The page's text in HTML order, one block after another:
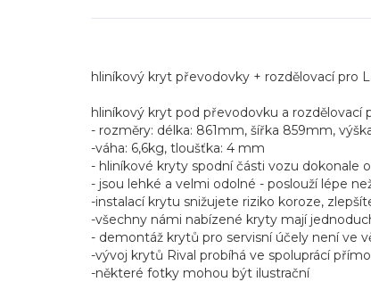
hliníkový kryt převodovky + rozdělovací pro
hliníkový kryt pod převodovku a rozdělovací
- rozměry: délka: 861mm, šířka 859mm,
-váha: 6,6kg, tloušťka: 4 mm
- hliníkové kryty spodní části vozu dokonale
- jsou lehké a velmi odolné - poslouží lépe
-instalací krytu snižujete riziko koroze,
-všechny námi nabízené kryty mají
- demontáž krytů pro servisní účely není ve
-vývoj krytů Rival probíhá ve spoluprácí
-některé fotky mohou být ilustrační